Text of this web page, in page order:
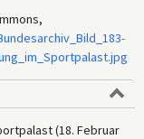
(18. Februar